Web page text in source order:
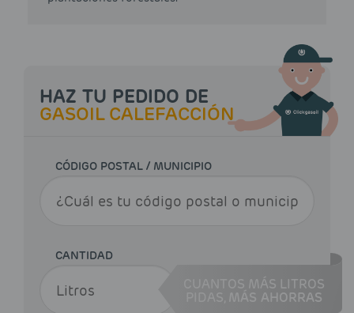
HAZ TU PEDIDO DE
GASOIL CALEFACCIÓN
CÓDIGO POSTAL / MUNICIPIO
CANTIDAD
CUANTOS MÁS LITROS
MÁS AHORRAS